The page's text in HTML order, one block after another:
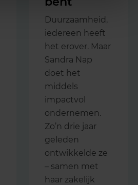
Duurzaamheid,
iedereen heeft
het erover. Maar
Sandra Nap
doet het
middels
impactvol
ondernemen.
Zo’n drie jaar
geleden
ontwikkelde ze
– samen met
haar zakelijk